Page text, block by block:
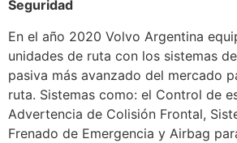
Seguridad
En el año 2020 Volvo Argentina
unidades de ruta con los sistemas
pasiva más avanzado del mercado
ruta. Sistemas como: el Control de
Advertencia de Colisión Frontal,
Frenado de Emergencia y Airbag